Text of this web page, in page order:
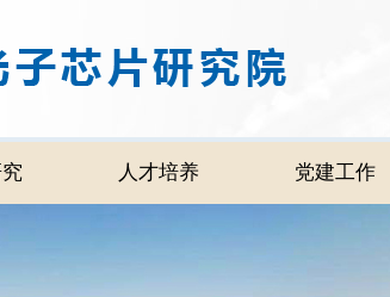
人才培养 党建工作